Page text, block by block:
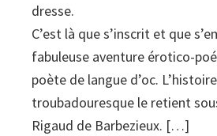
dresse.
C’est là que s’inscrit et que
fabuleuse aventure érotico-
poète de langue d’oc.
troubadouresque le retient
Rigaud de Barbezieux. […]